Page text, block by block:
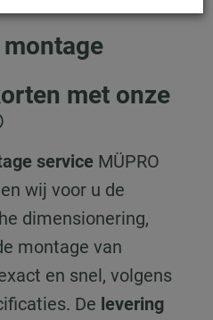
met onze
service MÜPRO
wij voor u de
dimensionering,
montage van
en snel, volgens
De levering